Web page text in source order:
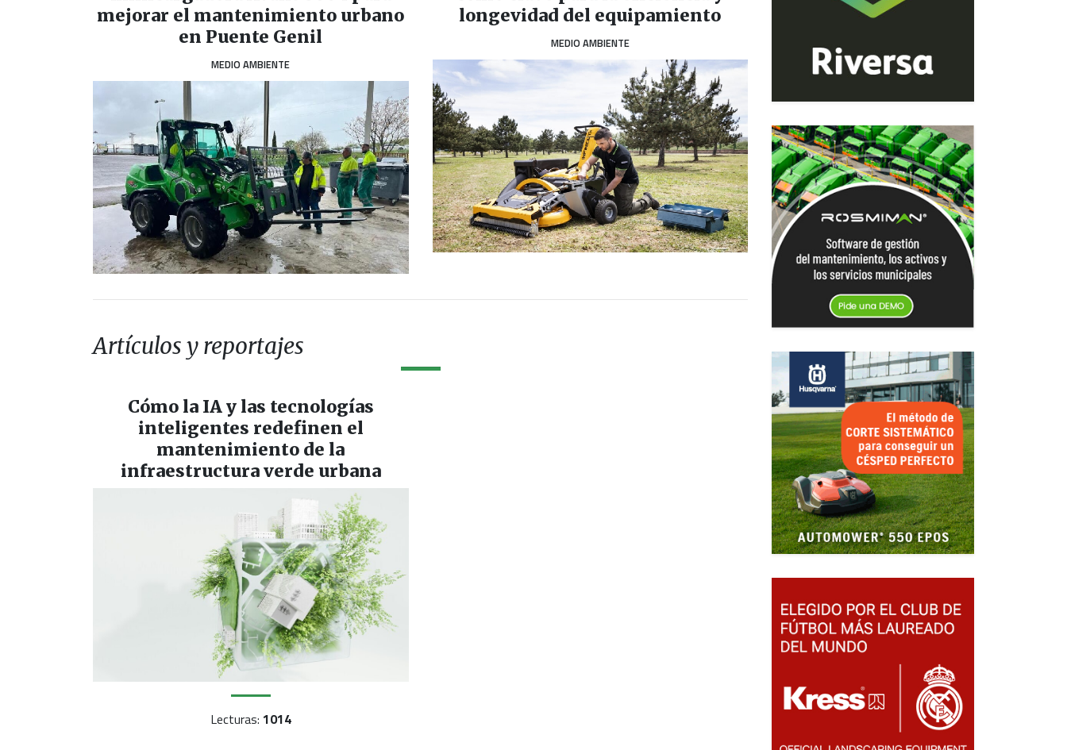
mejorar el mantenimiento urbano
en Puente Genil
MEDIO AMBIENTE
longevidad del equipamiento
MEDIO AMBIENTE
Artículos y reportajes
Cómo la IA y las tecnologías
inteligentes redefinen el
mantenimiento de la
infraestructura verde urbana
Lecturas: 1014